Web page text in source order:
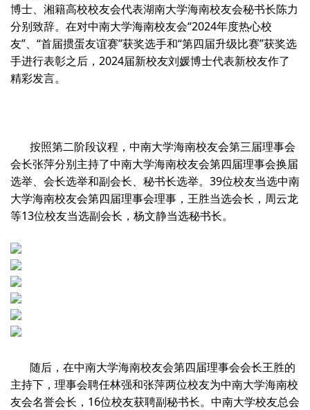
博士、湘籍高校校友会代表湖南大学海南校友会秘书长陈力
分别致辞。在对中南大学海南校友会“2024年度热心校
友”、“首届掼蛋友谊赛”获奖选手和“第四届升级比赛”获奖选
手进行表彰之后，2024届新校友刘媛博士代表新校友作了
精彩发言。
按照第二阶段议程，中南大学海南校友会第三届理事会
会长张萍分别主持了中南大学海南校友会第四届理事会换届
选举、会长选举和副会长、秘书长选举。39位校友当选中南
大学海南校友会第四届理事会理事，王胜当选会长，周云龙
等13位校友当选副会长，杨文静当选秘书长。
随后，在中南大学海南校友会第四届理事会会长王胜的
主持下，理事会聘任林强和张萍两位校友为中南大学海南校
友会名誉会长，16位校友获聘副秘书长。中南大学校友总会